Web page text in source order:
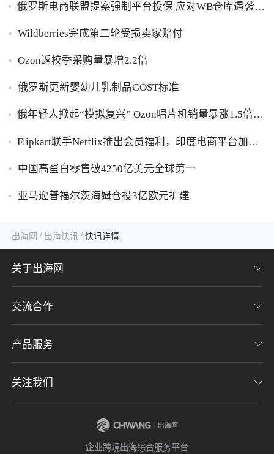
俄罗斯电商联盟提案强制平台投保 应对WB仓库遇袭卖
Wildberries完成第二轮受损卖家赔付
Ozon返校季采购量暴增2.2倍
俄罗斯更新婴幼儿乳制品GOST标准
俄年轻人掀起“模拟复兴” Ozon唱片机销量暴涨1.5倍黑
Flipkart联手Netflix推出会员福利，印度电商平台加码
中国高蛋白零售破4250亿美元全球第一
亚马逊普福尔茨海姆仓投3亿欧元扩建
出海网 / 出海快讯 / 快讯详情
关于出海网
关于我们
加入我们
隐私协议
交流合作
联系我们
意见反馈
产品服务
CHWE全球跨境电商展
关注我们
企业跨境出海综合服务平台